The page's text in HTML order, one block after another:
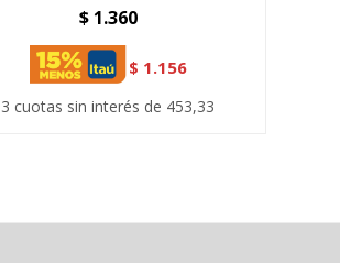
$ 1.360
$ 1.156
3 cuotas sin interés de 453,33